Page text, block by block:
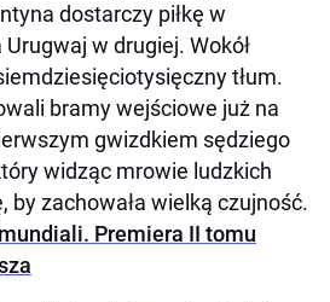
dostarczy piłkę w
w drugiej. Wokół
tłum.
bramy wejściowe już na
gwizdkiem sędziego
widząc mrowie ludzkich
by zachowała wielką czujność.
Premiera II tomu